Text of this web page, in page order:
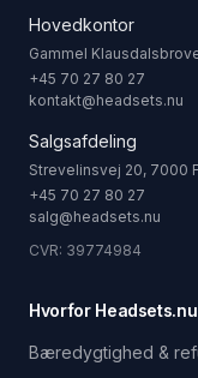
Hovedkontor
Gammel
+45 70 27 80 27
kontakt@headsets.nu
Salgsafdeling
Strevelinsvej 20, 7000
+45 70 27 80 27
salg@headsets.nu
CVR: 39774984
Hvorfor Headsets.nu
Bæredygtighed &